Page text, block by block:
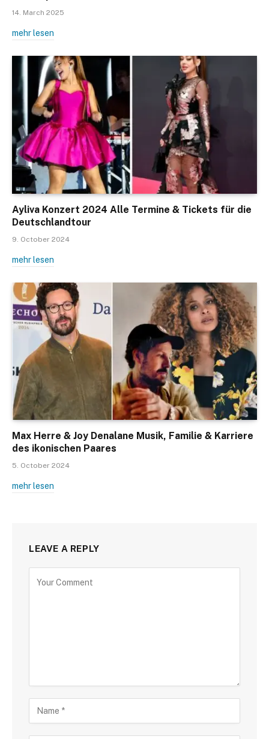
14. March 2025
mehr lesen
Ayliva Konzert 2024 Alle Termine & Tickets für die
Deutschlandtour
9. October 2024
mehr lesen
Max Herre & Joy Denalane Musik, Familie & Karriere
des ikonischen Paares
5. October 2024
mehr lesen
LEAVE A REPLY